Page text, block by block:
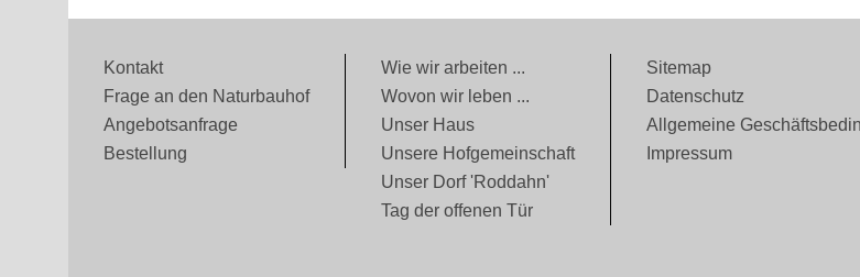
Kontakt
Frage an den Naturbauhof
Angebotsanfrage
Bestellung
Wie wir arbeiten ...
Wovon wir leben ...
Unser Haus
Unsere Hofgemeinschaft
Unser Dorf 'Roddahn'
Tag der offenen Tür
Sitemap
Datenschutz
Allgemeine
Impressum